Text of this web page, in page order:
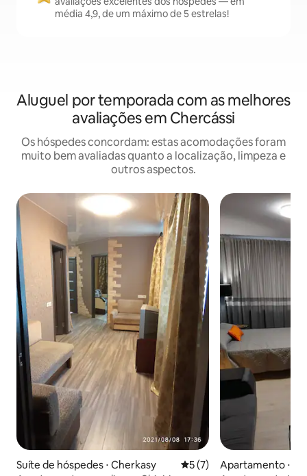
média 4,9, de um máximo de 5 estrelas!
Aluguel por temporada com as melhores
avaliações em Chercássi
Os hóspedes concordam: estas acomodações foram
muito bem avaliadas quanto a localização, limpeza e
outros aspectos.
Suíte de hóspedes ⋅ Cherkasy 5 de uma avaliação média
5 (7)
Apartamento ⋅